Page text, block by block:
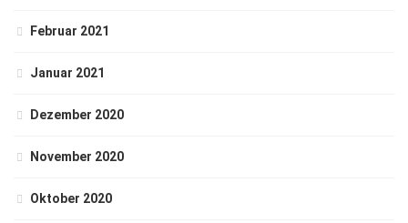
Februar 2021
Januar 2021
Dezember 2020
November 2020
Oktober 2020